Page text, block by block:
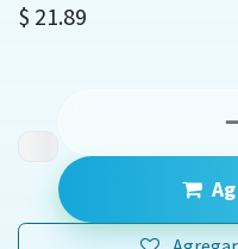
$ 21.89